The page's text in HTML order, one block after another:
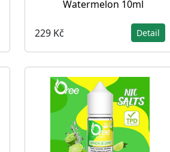
Watermelon 10ml
229 Kč Detail